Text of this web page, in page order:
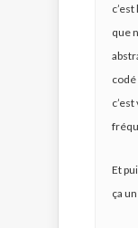
que
Et
ça